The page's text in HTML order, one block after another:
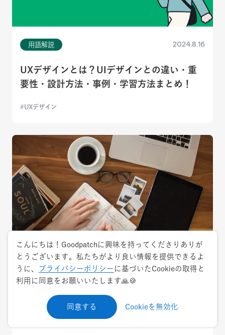
用語解説 2024.8.16
UXデザインとは？UIデザインとの違い・重
要性・設計方法・事例・学習方法まとめ！
UXデザイン
ナレッジ・ノウハウ 2017.7.14
デザインを理解するためのブックリスト
【2021増補版】
こんにちは！Goodpatchに興味を持ってくださりありが
とうございます。私たちがより良い情報を提供できるよ
うに、
プライバシーポリシー に基づいたCookieの取得と
利用に同意をお願いいたします🙏🍪
同意する Cookieを無効化